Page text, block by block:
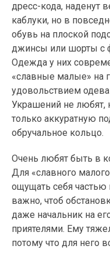
дресс-кода, наденут
каблуки, но в
обувь на плоской
джинсы или шорты с
Одежда у них
«славные малые» на
удовольствием
Украшений не любят,
только аккуратную
обручальное кольцо.
Очень любят быть в
Для «славного
ощущать себя частью
важно, чтоб
даже начальник на
приятелями. Ему
потому что для него